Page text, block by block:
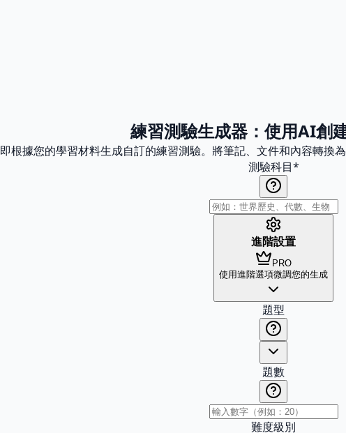
練習測驗生成器：使用AI創
根據您的學習材料生成自訂的練習測驗。將筆記、文件和內容轉換
測驗科目*
進階設置
PRO
使用進階選項微調您的生成
題型
題數
難度級別